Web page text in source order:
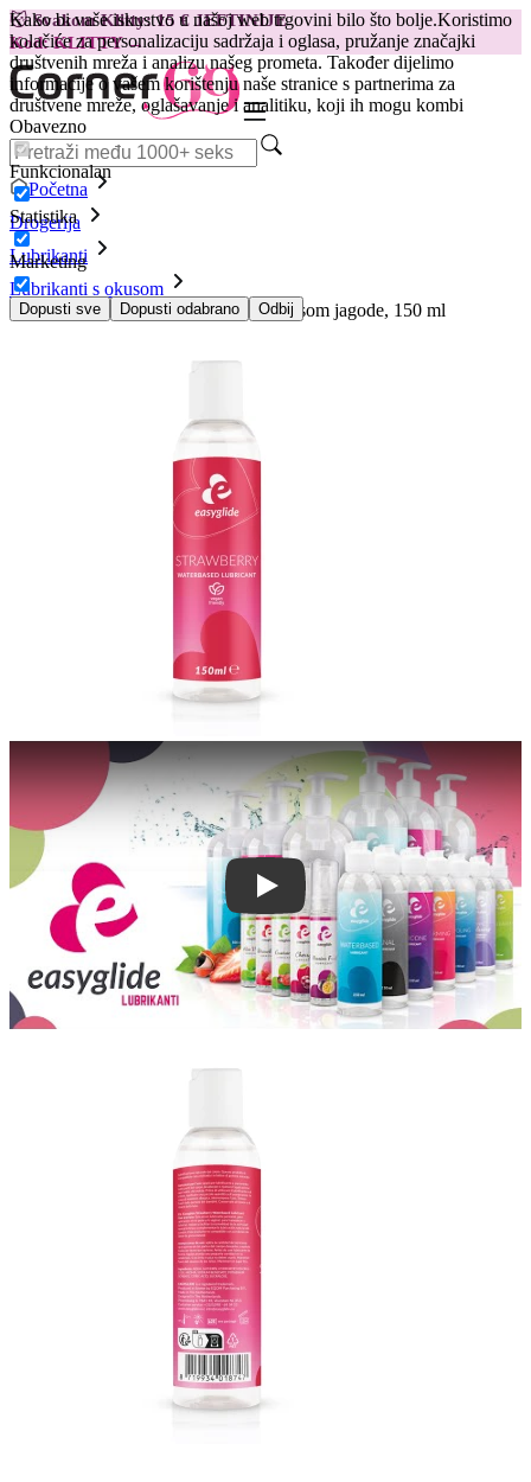
Kako bi vaše iskustvo u našoj web trgovini bilo što bolje.Koristimo
kolačiće za personalizaciju sadržaja i oglasa, pružanje značajki
društvenih mreža i analizu našeg prometa. Također dijelimo
informacije o vašem korištenju naše stranice s partnerima za
društvene mreže, oglašavanje i analitiku, koji ih mogu kombi
Obavezno
Funkcionalan
Statistika
Marketing
Dopusti sve Dopusti odabrano Odbij
😽Svakom Klitty: 15 € JEFTINIJE
Kod: KLITTY →
Početna
Drogerija
Lubrikanti
Lubrikanti s okusom
Lubrikant EasyGlide na bazi vode okusom jagode, 150 ml